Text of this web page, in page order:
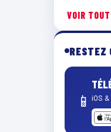
VOIR
RESTEZ
📱 iOS